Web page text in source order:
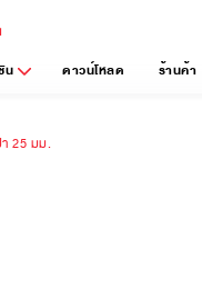
น ดาวน์โหลด ร้านค้า
25 มม.